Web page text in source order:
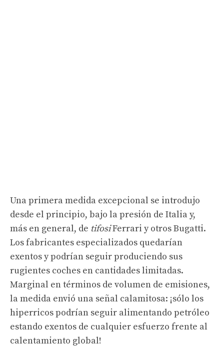
Una primera medida excepcional se introdujo
desde el principio, bajo la presión de Italia y,
más en general, de tifosiFerrari y otros Bugatti.
Los fabricantes especializados quedarían
exentos y podrían seguir produciendo sus
rugientes coches en cantidades limitadas.
Marginal en términos de volumen de emisiones,
la medida envió una señal calamitosa: ¡sólo los
hiperricos podrían seguir alimentando petróleo
estando exentos de cualquier esfuerzo frente al
calentamiento global!